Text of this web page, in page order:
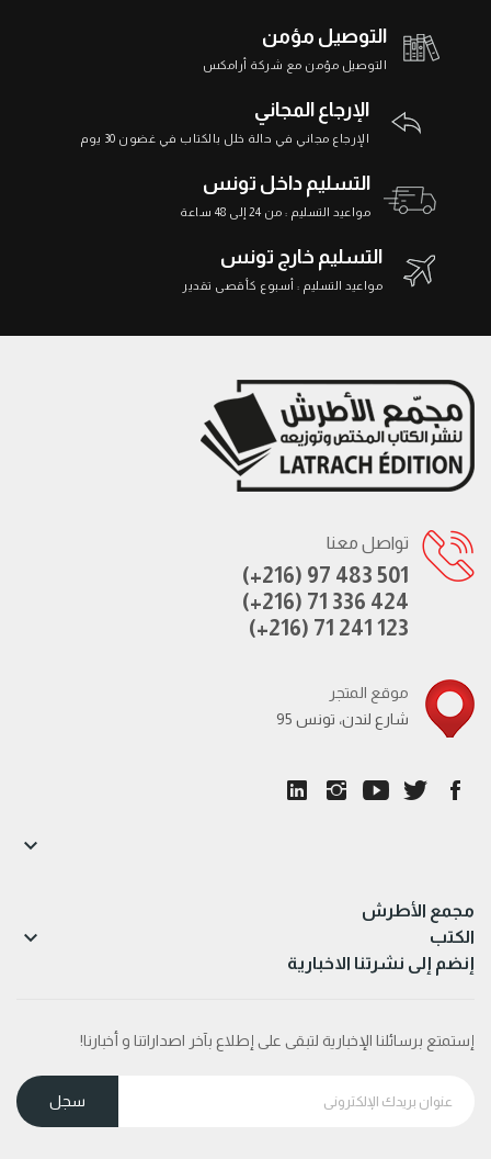
التوصيل مؤمن
التوصيل مؤمن مع شركة أرامكس
الإرجاع المجاني
الإرجاع مجاني في حالة خلل بالكتاب في غضون 30 يوم
التسليم داخل تونس
مواعيد التسليم : من 24 إلى 48 ساعة
التسليم خارج تونس
مواعيد التسليم : أسبوع كأقصى تقدير
تواصل معنا
(+216) 97 483 501
(+216) 71 336 424
(+216) 71 241 123
موقع المتجر
95 شارع لندن، تونس
مجمع الأطرش

الكتب 
إنضم إلى نشرتنا الاخبارية
إستمتع برسائلنا الإخبارية لتبقى على إطلاع بآخر اصداراتنا و أخبارنا!